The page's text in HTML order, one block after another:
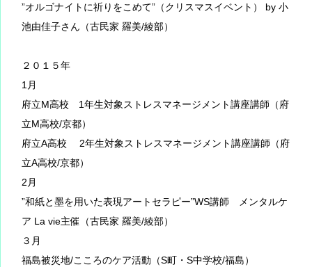
”オルゴナイトに祈りをこめて”（クリスマスイベント） by 小
池由佳子さん（古民家 羅美/綾部）
２０１５年
1月
府立M高校 1年生対象ストレスマネージメント講座講師（府
立M高校/京都）
府立A高校 2年生対象ストレスマネージメント講座講師（府
立A高校/京都）
2月
”和紙と墨を用いた表現アートセラピー”WS講師 メンタルケ
ア La vie主催（古民家 羅美/綾部）
３月
福島被災地/こころのケア活動（S町・S中学校/福島）